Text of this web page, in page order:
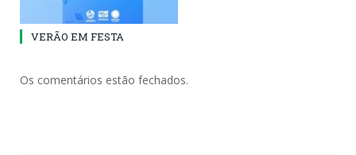
VERÃO EM FESTA
Os comentários estão fechados.